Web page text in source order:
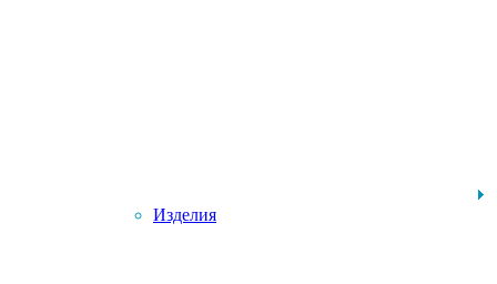
Изделия